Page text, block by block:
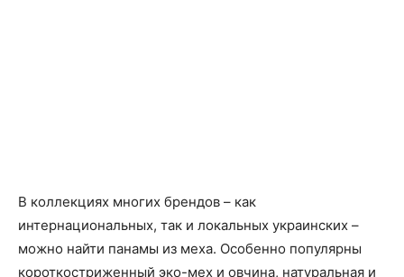
В коллекциях многих брендов – как
интернациональных, так и локальных украинских –
можно найти панамы из меха. Особенно популярны
короткостриженный эко-мех и овчина, натуральная и